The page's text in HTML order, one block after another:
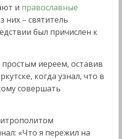
и православные
них – святитель
был причислен к
иереем, оставив
когда узнал, что в
совершать
«Что я пережил на